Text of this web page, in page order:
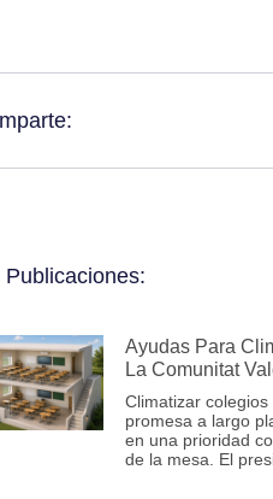
Publicaciones:
Ayudas Para
La Comunitat
Climatizar
promesa a largo
en una prioridad
de la mesa. El